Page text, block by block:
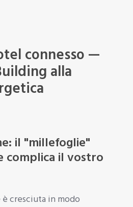
connesso —
alla
il "millefoglie"
complica il vostro
cresciuta in modo